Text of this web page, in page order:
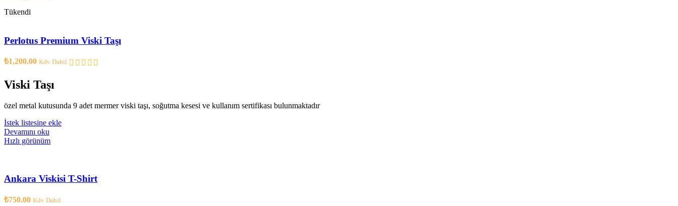
Tükendi
Perlotus Premium Viski Taşı
₺1,200.00 Kdv Dahil
Viski Taşı
özel metal kutusunda 9 adet mermer viski taşı, soğutma kesesi ve kullanım sertifikası bulunmaktadır
İstek listesine ekle
Devamını oku
Hızlı görünüm
Ankara Viskisi T-Shirt
₺750.00 Kdv Dahil